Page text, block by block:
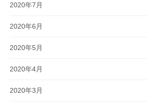
2020年7月
2020年6月
2020年5月
2020年4月
2020年3月